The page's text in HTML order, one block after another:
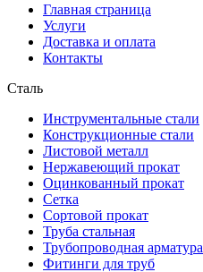
Главная страница
Услуги
Доставка и оплата
Контакты
Сталь
Инструментальные стали
Конструкционные стали
Листовой металл
Нержавеющий прокат
Оцинкованный прокат
Сетка
Сортовой прокат
Труба стальная
Трубопроводная арматура
Фитинги для труб